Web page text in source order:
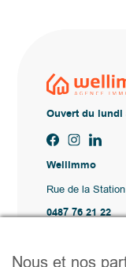
Ouvert du lundi
Wellimmo
Rue de la
0487 76 21 22
Nous et nos